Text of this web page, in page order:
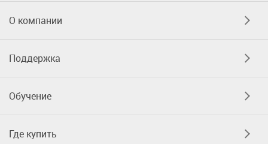
О компании
Поддержка
Обучение
Где купить